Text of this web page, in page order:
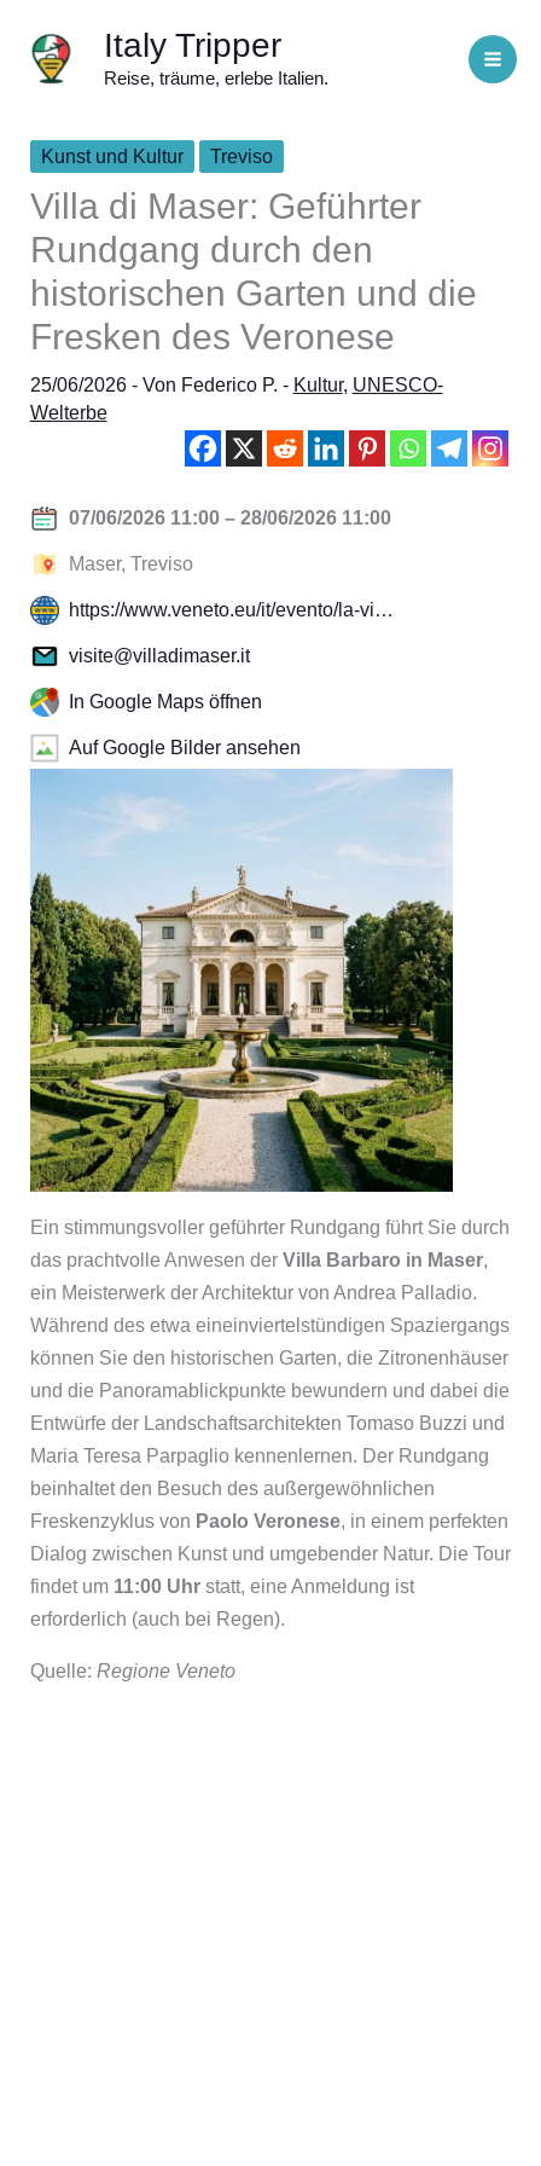
Inhalt
springen
Italy Tripper
Reise, träume, erlebe Italien.
Kunst und Kultur Treviso
Villa di Maser: Geführter
Rundgang durch den
historischen Garten und die
Fresken des Veronese
25/06/2026 - Von Federico P. - Kultur, UNESCO-
Welterbe
07/06/2026 11:00 – 28/06/2026 11:00
Maser, Treviso
https://www.veneto.eu/it/evento/la-vi…
visite@villadimaser.it
In Google Maps öffnen
Auf Google Bilder ansehen
Ein stimmungsvoller geführter Rundgang führt Sie durch
das prachtvolle Anwesen der Villa Barbaro in Maser,
ein Meisterwerk der Architektur von Andrea Palladio.
Während des etwa eineinviertelstündigen Spaziergangs
können Sie den historischen Garten, die Zitronenhäuser
und die Panoramablickpunkte bewundern und dabei die
Entwürfe der Landschaftsarchitekten Tomaso Buzzi und
Maria Teresa Parpaglio kennenlernen. Der Rundgang
beinhaltet den Besuch des außergewöhnlichen
Freskenzyklus von Paolo Veronese, in einem perfekten
Dialog zwischen Kunst und umgebender Natur. Die Tour
findet um 11:00 Uhrstatt, eine Anmeldung ist
erforderlich (auch bei Regen).
Quelle: Regione Veneto